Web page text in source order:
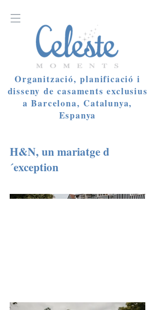
Organització, planificació i
disseny de casaments exclusius
a Barcelona, Catalunya,
Espanya
H&N, un mariatge d
´exception